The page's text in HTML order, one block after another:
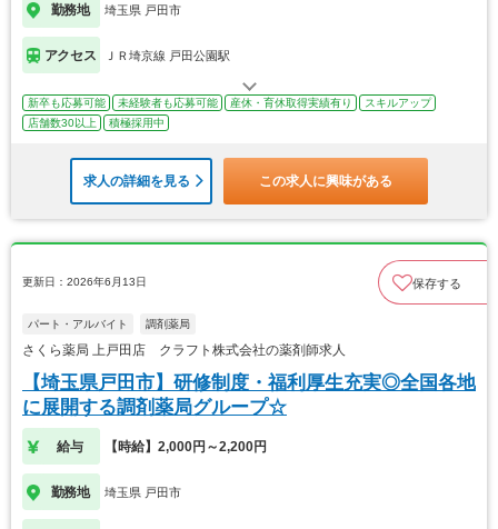
勤務地 埼玉県 戸田市
アクセス ＪＲ埼京線 戸田公園駅
新卒も応募可能 未経験者も応募可能 産休・育休取得実績有り
スキルアップ
店舗数30以上
積極採用中
求人の詳細を見る この求人に興味がある
更新日：2026年6月13日 保存する
パート・アルバイト 調剤薬局
さくら薬局 上戸田店 クラフト株式会社の薬剤師求人
【埼玉県戸田市】研修制度・福利厚生充実◎全国各地
に展開する調剤薬局グループ☆
給与 【時給】2,000円～2,200円
勤務地 埼玉県 戸田市